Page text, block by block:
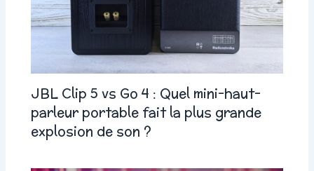
JBL Clip 5 vs Go 4 : Quel mini-haut-
parleur portable fait la plus grande
explosion de son ?